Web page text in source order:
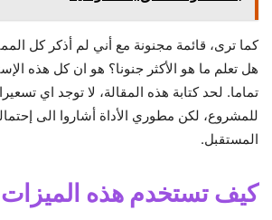
كما ترى، قائمة مجنونة مع أني لم أذكر كل
هل تعلم ما هو الأكثر جنونا؟ هو ان كل هذه
تماما. لحد كتابة هذه المقالة، لا توجد اي
للمشروع، لكن مطوري الأداة أشاروا الى
المستقبل.
كيف تستخدم هذه